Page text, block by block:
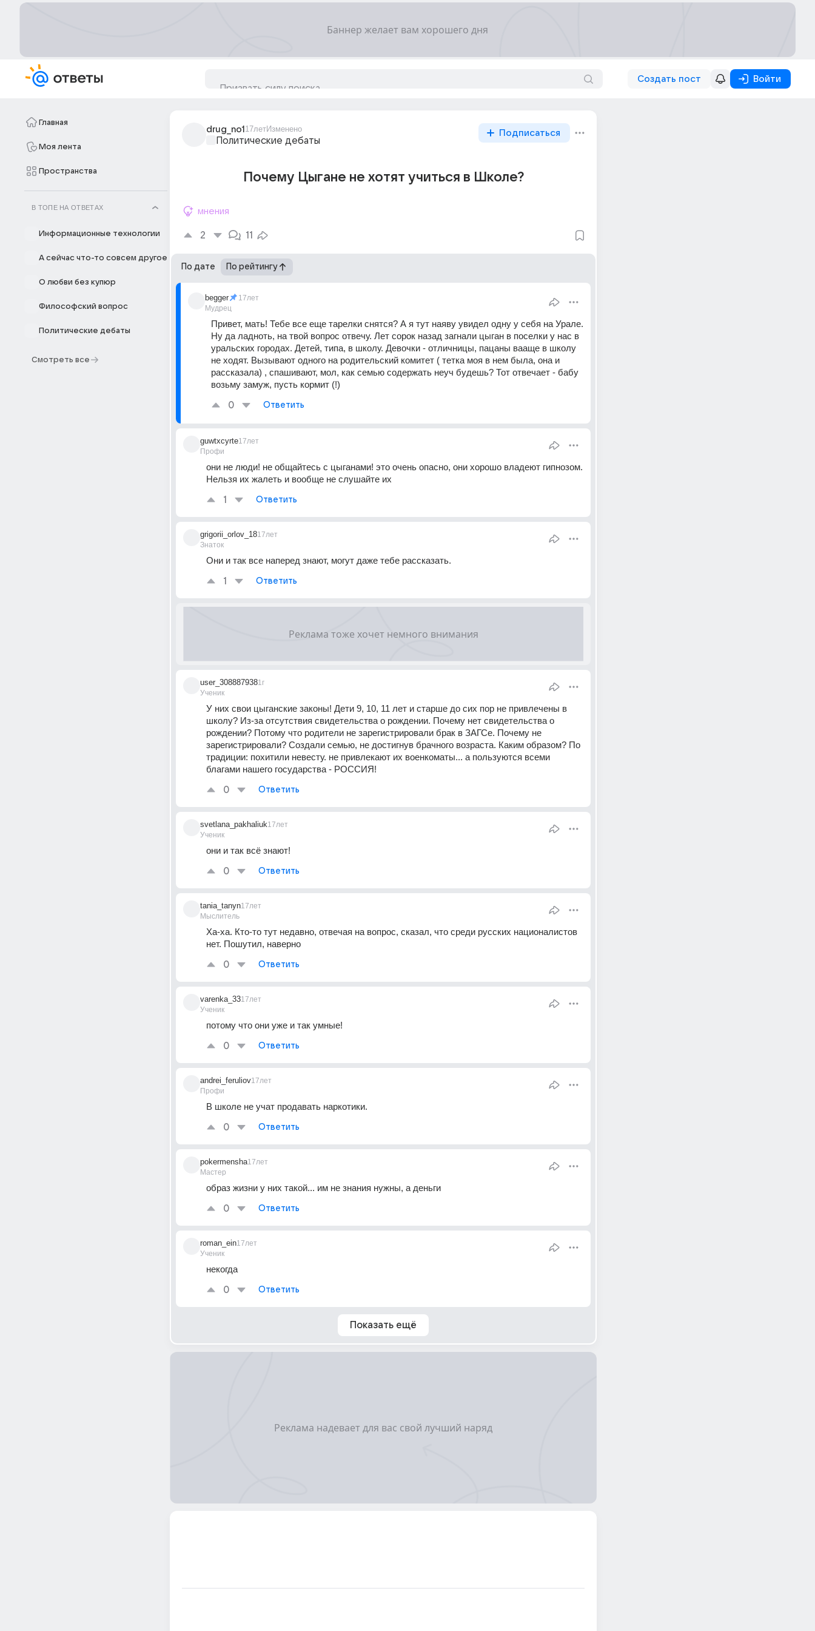
Создать пост Войти
Главная
Моя лента
Пространства
В ТОПЕ НА ОТВЕТАХ
Информационные технологии
А сейчас что-то совсем другое
О любви без купюр
Философский вопрос
Политические дебаты
Смотреть все
drug_no1 17летИзменено
Политические дебаты
Подписаться
Почему Цыгане не хотят учиться в Школе?
мнения
2 11
По дате По рейтингу
begger
Мудрец
17лет
Привет, мать! Тебе все еще тарелки снятся? А я тут наяву увидел одну у себя на Урале.
Ну да ладноть, на твой вопрос отвечу. Лет сорок назад загнали цыган в поселки у нас в
уральских городах. Детей, типа, в школу. Девочки - отличницы, пацаны вааще в школу
не ходят. Вызывают одного на родительский комитет ( тетка моя в нем была, она и
рассказала) , спашивают, мол, как семью содержать неуч будешь? Тот отвечает - бабу
возьму замуж, пусть кормит (!)
0 Ответить
guwtxcyrte
Профи
17лет
они не люди! не общайтесь с цыганами! это очень опасно, они хорошо владеют гипнозом.
Нельзя их жалеть и вообще не слушайте их
1 Ответить
grigorii_orlov_18
Знаток
17лет
Они и так все наперед знают, могут даже тебе рассказать.
1 Ответить
user_308887938
Ученик
1г
У них свои цыганские законы! Дети 9, 10, 11 лет и старше до сих пор не привлечены в
школу? Из-за отсутствия свидетельства о рождении. Почему нет свидетельства о
рождении? Потому что родители не зарегистрировали брак в ЗАГСе. Почему не
зарегистрировали? Создали семью, не достигнув брачного возраста. Каким образом? По
традиции: похитили невесту. не привлекают их военкоматы... а пользуются всеми
благами нашего государства - РОССИЯ!
0 Ответить
svetlana_pakhaliuk
Ученик
17лет
они и так всё знают!
0 Ответить
tania_tanyn
Мыслитель
17лет
Ха-ха. Кто-то тут недавно, отвечая на вопрос, сказал, что среди русских националистов
нет. Пошутил, наверно
0 Ответить
varenka_33
Ученик
17лет
потому что они уже и так умные!
0 Ответить
andrei_feruliov
Профи
17лет
В школе не учат продавать наркотики.
0 Ответить
pokermensha
Мастер
17лет
образ жизни у них такой... им не знания нужны, а деньги
0 Ответить
roman_ein
Ученик
17лет
некогда
0 Ответить
Показать ещё